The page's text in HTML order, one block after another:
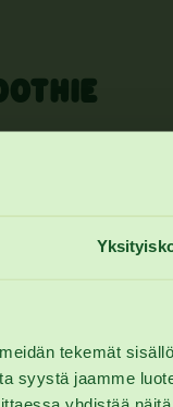
tekemät
syystä jaamme